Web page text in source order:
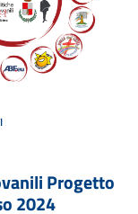
Progetto
2024